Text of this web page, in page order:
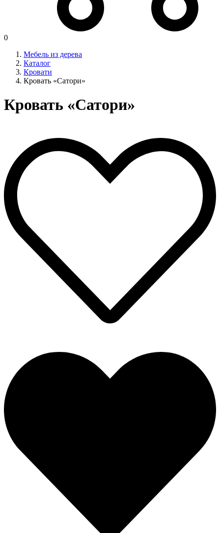
0
Мебель из дерева
Каталог
Кровати
Кровать «Сатори»
Кровать «Сатори»